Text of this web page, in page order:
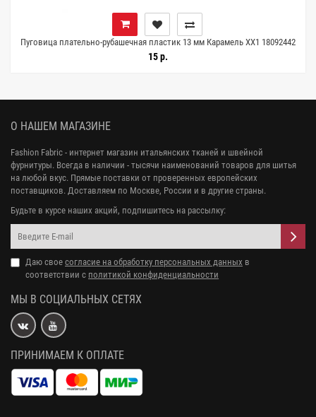
Пуговица плательно-рубашечная пластик 13 мм Карамель XX1 18092442
15 р.
О НАШЕМ МАГАЗИНЕ
Fashion Fabric - интернет магазин итальянских тканей и швейной
фурнитуры. Всегда в наличии - тысячи наименований товаров для шитья
на любой вкус. Прямые поставки от проверенных европейских
поставщиков. Доставляем по Москве, России и в другие страны.
Будьте в курсе наших акций, подпишитесь на рассылку:
Даю свое согласие на обработку персональных данных в
соответствии с политикой конфиденциальности
МЫ В СОЦИАЛЬНЫХ СЕТЯХ
ПРИНИМАЕМ К ОПЛАТЕ